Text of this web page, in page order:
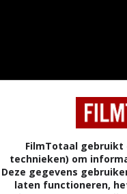
FilmTotaal gebruikt
technieken) om
Deze gegevens
laten functioneren,